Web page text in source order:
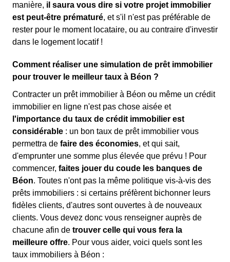
manière, il saura vous dire si votre projet immobilier
est peut-être prématuré, et s'il n'est pas préférable de
rester pour le moment locataire, ou au contraire d'investir
dans le logement locatif !
Comment réaliser une simulation de prêt immobilier
pour trouver le meilleur taux à Béon ?
Contracter un prêt immobilier à Béon ou même un crédit
immobilier en ligne n'est pas chose aisée et
l'importance du taux de crédit immobilier est
considérable : un bon taux de prêt immobilier vous
permettra de faire des économies, et qui sait,
d'emprunter une somme plus élevée que prévu ! Pour
commencer, faites jouer du coude les banques de
Béon. Toutes n'ont pas la même politique vis-à-vis des
prêts immobiliers : si certains préfèrent bichonner leurs
fidèles clients, d'autres sont ouvertes à de nouveaux
clients. Vous devez donc vous renseigner auprès de
chacune afin de trouver celle qui vous fera la
meilleure offre. Pour vous aider, voici quels sont les
taux immobiliers à Béon :